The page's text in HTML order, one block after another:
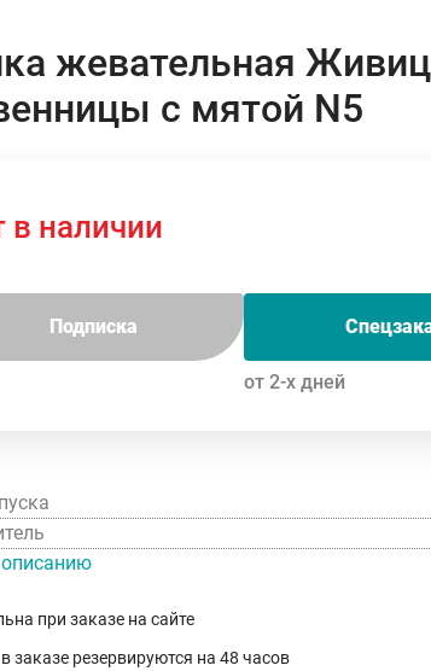
жевательная
с мятой N5
в наличии
Подписка
от 2-х дней
при заказе на сайте
заказе резервируются на 48 часов